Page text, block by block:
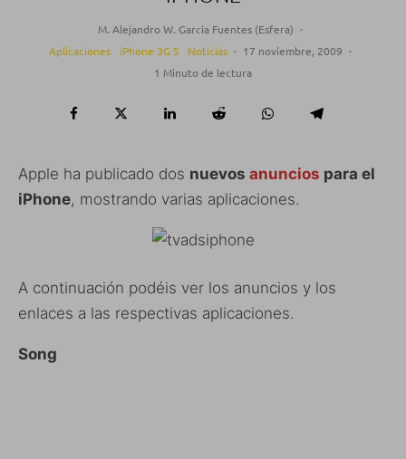
M. Alejandro W. García Fuentes (Esfera) ·
Aplicaciones
iPhone 3G S Noticias · 17 noviembre, 2009 ·
1 Minuto de lectura
Apple ha publicado dos nuevos anuncios para el
iPhone, mostrando varias aplicaciones.
A continuación podéis ver los anuncios y los
enlaces a las respectivas aplicaciones.
Song